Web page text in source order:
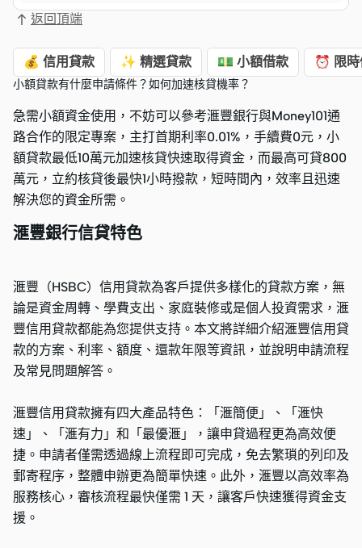
返回頂端
💰 信用貸款 ✨ 精選貸款 💵 小額借款 ⏰ 限
小額貸款有什麼申請條件？如何加速核貸機率？
急需小額資金使用，不妨可以參考滙豐銀行與Money101通
路合作的限定專案，主打首期利率0.01%，手續費0元，小
額貸款最低10萬元加速核貸快速取得資金，而最高可貸800
萬元，立約核貸後最快1小時撥款，短時間內，效率且迅速
解決您的資金所需。
滙豐銀行信貸特色
滙豐（HSBC）信用貸款為客戶提供多樣化的貸款方案，無
論是資金周轉、學費支出、家庭裝修或是個人投資需求，滙
豐信用貸款都能為您提供支持。本文將詳細介紹滙豐信用貸
款的方案、利率、額度、還款年限等資訊，並說明申請流程
及常見問題解答。
滙豐信用貸款擁有四大產品特色：「滙簡便」、「滙快
速」、「滙有力」和「最優滙」，讓申貸過程更為高效便
捷。申請者僅需透過線上流程即可完成，免去繁瑣的列印及
郵寄程序，整體申辦更為簡單快速。此外，滙豐以高效率為
服務核心，審核流程最快僅需 1 天，讓客戶快速獲得資金支
援。